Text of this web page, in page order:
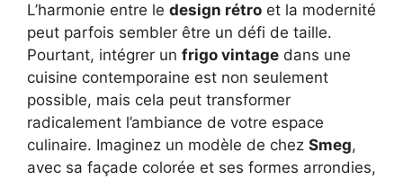
L’harmonie entre le design rétro et la modernité
peut parfois sembler être un défi de taille.
Pourtant, intégrer un frigo vintage dans une
cuisine contemporaine est non seulement
possible, mais cela peut transformer
radicalement l’ambiance de votre espace
culinaire. Imaginez un modèle de chez Smeg,
avec sa façade colorée et ses formes arrondies,